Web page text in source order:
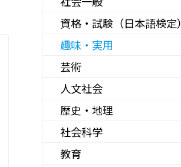
資格・試験（日本語検定）
趣味・実用
芸術
人文社会
歴史・地理
社会科学
教育